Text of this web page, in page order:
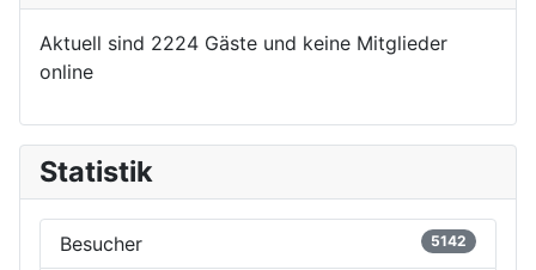
Aktuell sind 2224 Gäste und keine Mitglieder
online
Statistik
Besucher 5142